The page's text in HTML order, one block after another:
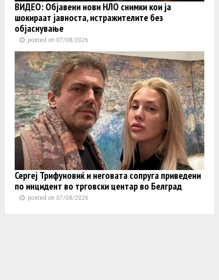
ВИДЕО: Објавени нови НЛО снимки кои ја
шокираат јавноста, истражителите без
објаснување
posted on 07/08/2026
Сергеј Трифуновиќ и неговата сопруга приведени
по инцидент во трговски центар во Белград
posted on 07/08/2026